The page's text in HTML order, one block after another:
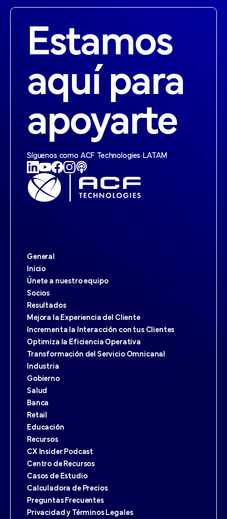
Estamos
aquí para
apoyarte
Síguenos como ACF Technologies LATAM
General
Inicio
Únete a nuestro equipo
Socios
Resultados
Mejora la Experiencia del Cliente
Incrementa la Interacción con tus Clientes
Optimiza la Eficiencia Operativa
Transformación del Servicio Omnicanal
Industria
Gobierno
Salud
Banca
Retail
Educación
Recursos
CX Insider Podcast
Centro de Recursos
Casos de Estudio
Calculadora de Precios
Preguntas Frecuentes
Privacidad y Términos Legales